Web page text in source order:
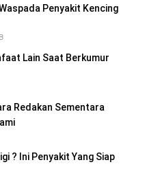
Penyakit Kencing
Lain Saat Berkumur
Redakan Sementara
? Ini Penyakit Yang Siap